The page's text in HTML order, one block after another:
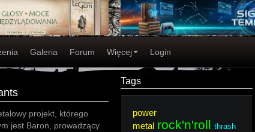
Galeria Forum Więcej Login
projekt, którego
jest Baron, prowadzący
Tags
power
metal rock'n'roll thrash